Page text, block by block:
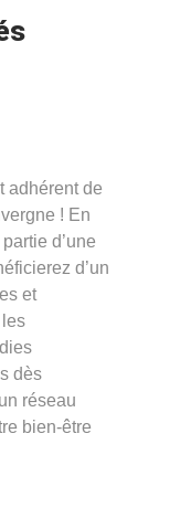
adhérent de
! En
d’une
d’un
et
dès
réseau
bien-être